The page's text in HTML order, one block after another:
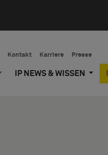
Kontakt Karriere Presse
IP NEWS & WISSEN